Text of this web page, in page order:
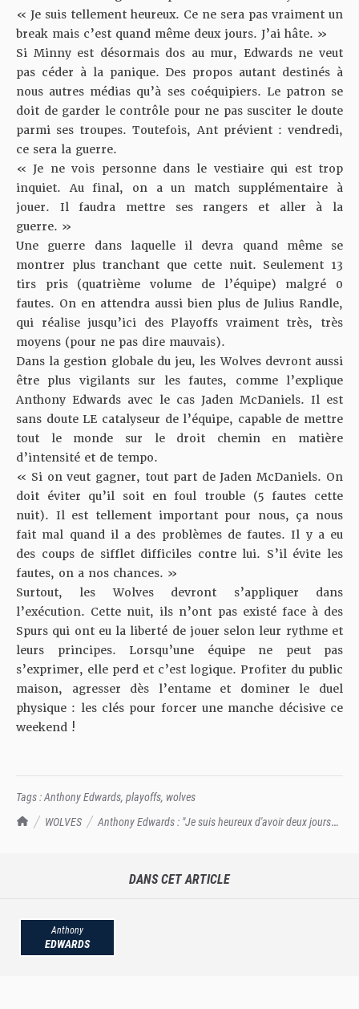
TrashTalk Actu NBA
WOLVES
Anthony Edwards : "Je suis heureux d'avoir deux jours
« Je suis tellement heureux. Ce ne sera pas vraiment un
break mais c’est quand même deux jours. J’ai hâte. »
Si Minny est désormais dos au mur, Edwards ne veut
pas céder à la panique. Des propos autant destinés à
nous autres médias qu’à ses coéquipiers. Le patron se
doit de garder le contrôle pour ne pas susciter le doute
parmi ses troupes. Toutefois, Ant prévient : vendredi,
ce sera la guerre.
« Je ne vois personne dans le vestiaire qui est trop
inquiet. Au final, on a un match supplémentaire à
jouer. Il faudra mettre ses rangers et aller à la
guerre. »
Une guerre dans laquelle il devra quand même se
montrer plus tranchant que cette nuit. Seulement 13
tirs pris (quatrième volume de l’équipe) malgré 0
fautes. On en attendra aussi bien plus de Julius Randle,
qui réalise jusqu’ici des Playoffs vraiment très, très
moyens (pour ne pas dire mauvais).
Dans la gestion globale du jeu, les Wolves devront aussi
être plus vigilants sur les fautes, comme l’explique
Anthony Edwards avec le cas Jaden McDaniels. Il est
sans doute LE catalyseur de l’équipe, capable de mettre
tout le monde sur le droit chemin en matière
d’intensité et de tempo.
« Si on veut gagner, tout part de Jaden McDaniels. On
doit éviter qu’il soit en foul trouble (5 fautes cette
nuit). Il est tellement important pour nous, ça nous
fait mal quand il a des problèmes de fautes. Il y a eu
des coups de sifflet difficiles contre lui. S’il évite les
fautes, on a nos chances. »
Surtout, les Wolves devront s’appliquer dans
l’exécution. Cette nuit, ils n’ont pas existé face à des
Spurs qui ont eu la liberté de jouer selon leur rythme et
leurs principes. Lorsqu’une équipe ne peut pas
s’exprimer, elle perd et c’est logique. Profiter du public
maison, agresser dès l’entame et dominer le duel
physique : les clés pour forcer une manche décisive ce
weekend !
Tags :Anthony Edwards, playoffs, wolves
DANS CET ARTICLE
Anthony
EDWARDS